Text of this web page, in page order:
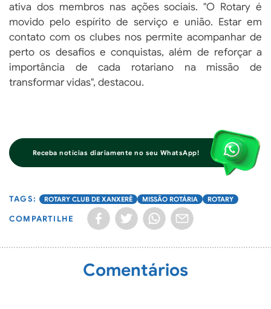
ativa dos membros nas ações sociais. "O Rotary é
movido pelo espírito de serviço e união. Estar em
contato com os clubes nos permite acompanhar de
perto os desafios e conquistas, além de reforçar a
importância de cada rotariano na missão de
transformar vidas", destacou.
Receba notícias diariamente no seu WhatsApp!
ROTARY CLUB DE XANXERÊ MISSÃO ROTÁRIA ROTARY
COMPARTILHE
Comentários